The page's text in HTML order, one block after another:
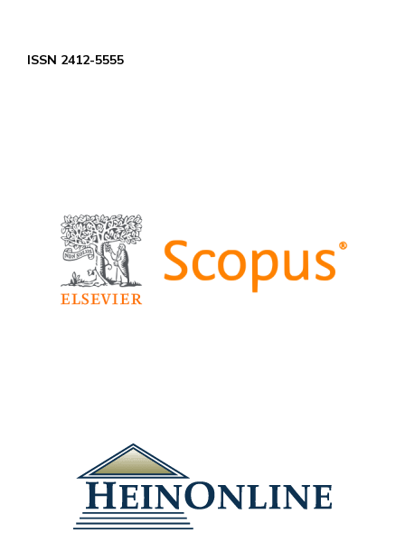
ISSN 2412-5555